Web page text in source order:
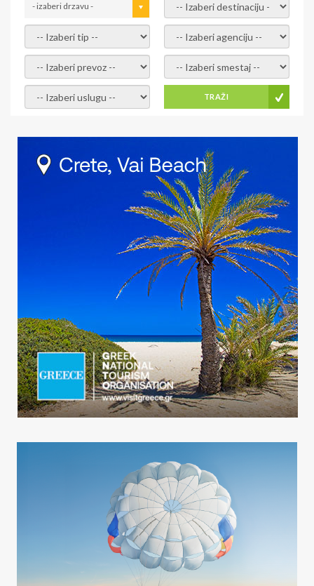
- izaberi drzavu - - izaberi destinaciju -
- izaberi tip - - izaberi agenciju -
- izaberi prevoz - - Izaberite smestaj -
- Izaberite uslugu - TRAŽI